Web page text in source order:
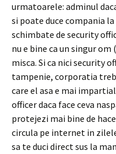
urmatoarele: adminul
si poate duce compania
schimbate de security
nu e bine ca un singur
misca. Si ca nici security
tampenie, corporatia
care el asa e mai
officer daca face ceva
protejezi mai bine de
circula pe internet in
sa te duci direct sus la